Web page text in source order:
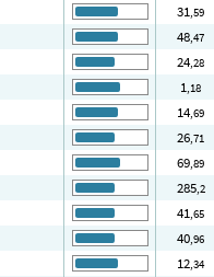
31,59
48,47
24,28
1,18
14,69
26,71
69,89
285,2
41,65
40,96
12,34